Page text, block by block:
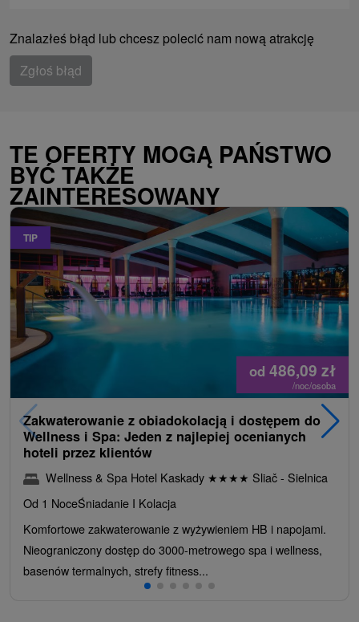
Znalazłeś błąd lub chcesz polecić nam nową atrakcję
Zgłoś błąd
TE OFERTY MOGĄ PAŃSTWO
BYĆ TAKŻE
ZAINTERESOWANY
TIP
od 486,09 zł
/noc/osoba
Zakwaterowanie z obiadokolacją i dostępem do
Wellness i Spa: Jeden z najlepiej ocenianych
hoteli przez klientów
Wellness & Spa Hotel Kaskady ★★★★ Sliač - Sielnica
Od 1 NoceŚniadanie I Kolacja
Komfortowe zakwaterowanie z wyżywieniem HB i napojami.
Nieograniczony dostęp do 3000-metrowego spa i wellness,
basenów termalnych, strefy fitness...